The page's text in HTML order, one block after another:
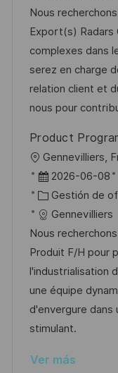
ó
c
a
c
i
ó
n
c
h
a
d
e
p
b
l
i
c
a
c
i
ó
n
l
a
t
e
g
o
r
a
Nous
Export(s) Radars
complexes dans
serez en charge
relation client et
nous pour
Product
U
b
c
a
c
i
ó
n
Gennevilliers,
F
e
c
h
a
d
e
p
u
l
2026-06-08
C
a
t
e
g
o
r
í
Gestión de
Gennevilliers
Nous
Produit F/H pour
l'industrialisation
une équipe
d'envergure dans
stimulant.
Ver más